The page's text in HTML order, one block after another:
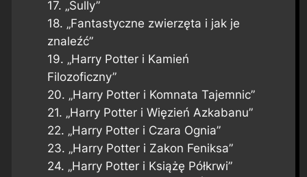
17. „Sully”
18. „Fantastyczne zwierzęta i jak je
znaleźć”
19. „Harry Potter i Kamień
Filozoficzny”
20. „Harry Potter i Komnata Tajemnic”
21. „Harry Potter i Więzień Azkabanu”
22. „Harry Potter i Czara Ognia”
23. „Harry Potter i Zakon Feniksa”
24. „Harry Potter i Książę Półkrwi”